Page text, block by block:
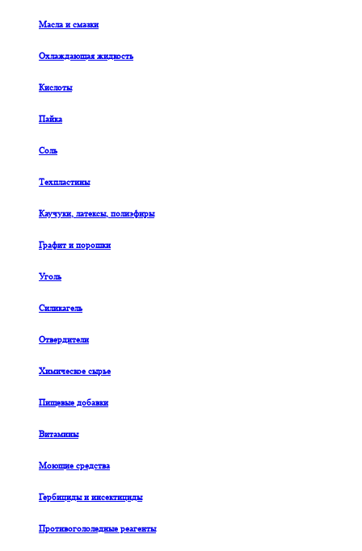
Масла и смазки
Охлаждающая жидкость
Кислоты
Пайка
Соль
Техпластины
Каучуки, латексы, полиэфиры
Графит и порошки
Уголь
Силикагель
Отвердители
Химическое сырье
Пищевые добавки
Витамины
Моющие средства
Гербициды и инсектициды
Противогололедные реагенты